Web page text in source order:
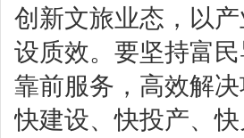
创新文旅业态，以
设质效。要坚持富
靠前服务，高效解
快建设、快投产、